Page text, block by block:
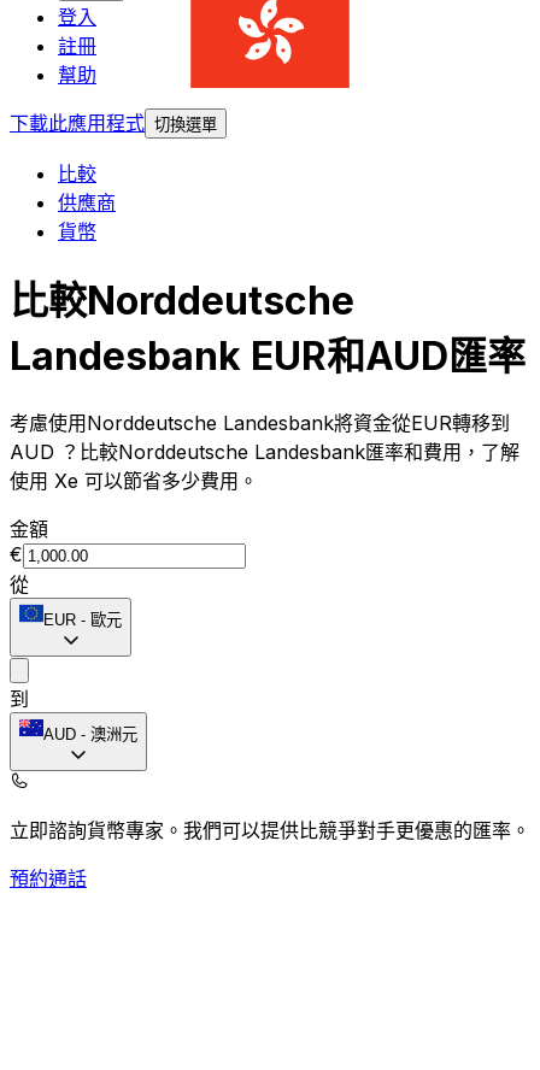
登入
註冊
幫助
下載此應用程式 切換選單
比較
供應商
貨幣
比較Norddeutsche
Landesbank EUR和AUD匯率
考慮使用Norddeutsche Landesbank將資金從EUR轉移到
AUD ？比較Norddeutsche Landesbank匯率和費用，了解
使用 Xe 可以節省多少費用。
金額
€
從
EUR - 歐元
到
AUD - 澳洲元
立即諮詢貨幣專家。 我們可以提供比競爭對手更優惠的匯率。
預約通話